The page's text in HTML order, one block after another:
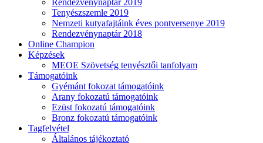
Rendezvénynaptár 2019
Tenyészszemle 2019
Nemzeti kutyafajtáink éves pontversenye 2019
Rendezvénynaptár 2018
Online Champion
Képzések
MEOE Szövetség tenyésztői tanfolyam
Támogatóink
Gyémánt fokozat támogatóink
Arany fokozatú támogatóink
Ezüst fokozatú támogatóink
Bronz fokozatú támogatóink
Tagfelvétel
Általános tájékoztató